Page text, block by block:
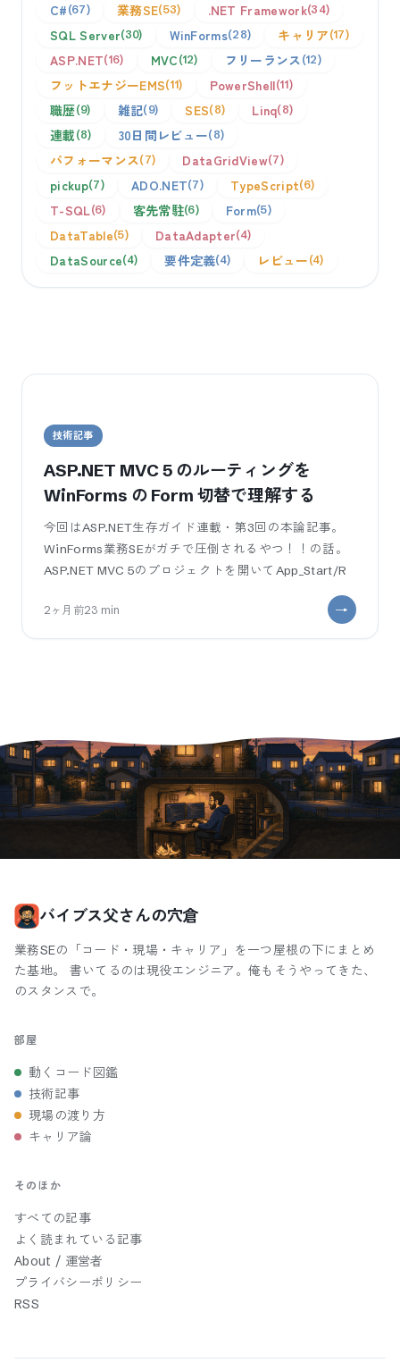
C# 67 業務SE 53 .NET Framework 34
SQL Server 30 WinForms 28 キャリア 17
ASP.NET 16 MVC 12 フリーランス 12
フットエナジーEMS 11 PowerShell 11
職歴 9 雑記 9 SES 8 Linq 8
連載 8 30日間レビュー 8
パフォーマンス 7 DataGridView 7
pickup 7 ADO.NET 7 TypeScript 6
T-SQL 6 客先常駐 6 Form 5
DataTable 5 DataAdapter 4
DataSource 4 要件定義 4 レビュー 4
技術記事
ASP.NET MVC 5 のルーティングを
WinForms の Form 切替で理解する
今回はASP.NET生存ガイド連載・第3回の本論記事。
WinForms業務SEがガチで圧倒されるやつ！！の話。
ASP.NET MVC 5のプロジェクトを開いてApp_Start/R
2ヶ月前23 min
バイブス父さんの穴倉
業務SEの「コード・現場・キャリア」を一つ屋根の下にまとめ
た基地。 書いてるのは現役エンジニア。俺もそうやってきた、
のスタンスで。
部屋
動くコード図鑑
技術記事
現場の渡り方
キャリア論
そのほか
すべての記事
よく読まれている記事
About / 運営者
プライバシーポリシー
RSS